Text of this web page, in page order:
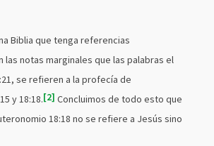
Biblia que tenga referencias
las notas marginales que las palabras el
se refieren a la profecía de
y 18:18. 2 Concluimos de todo esto que
18:18 no se refiere a Jesús sino